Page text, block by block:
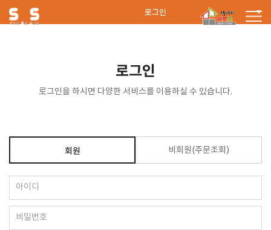
로그인
로그인
로그인을 하시면 다양한 서비스를 이용하실 수 있습니다.
회원 비회원(주문조회)